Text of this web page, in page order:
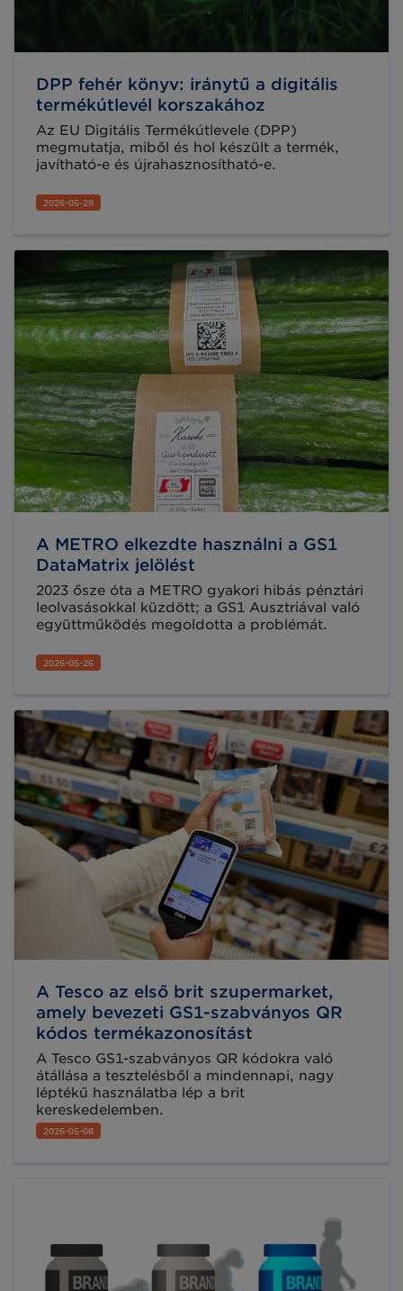
DPP fehér könyv: iránytű a digitális
termékútlevél korszakához
Az EU Digitális Termékútlevele (DPP)
megmutatja, miből és hol készült a termék,
javítható-e és újrahasznosítható-e.
2026-05-29
A METRO elkezdte használni a GS1
DataMatrix jelölést
2023 ősze óta a METRO gyakori hibás pénztári
leolvasásokkal küzdött; a GS1 Ausztriával való
együttműködés megoldotta a problémát.
2026-05-26
A Tesco az első brit szupermarket,
amely bevezeti GS1-szabványos QR
kódos termékazonosítást
A Tesco GS1-szabványos QR kódokra való
átállása a tesztelésből a mindennapi, nagy
léptékű használatba lép a brit
kereskedelemben.
2026-05-08